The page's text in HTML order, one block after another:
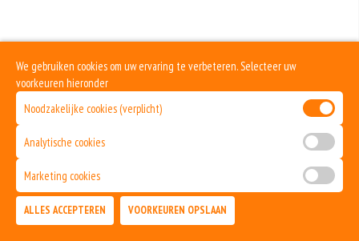
We gebruiken cookies om uw ervaring te verbeteren. Selecteer uw
voorkeuren hieronder
Noodzakelijke cookies (verplicht)
Analytische cookies
Marketing cookies
ALLES ACCEPTEREN VOORKEUREN OPSLAAN